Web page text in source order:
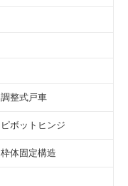
調整式戸車
ピボットヒンジ
枠体固定構造